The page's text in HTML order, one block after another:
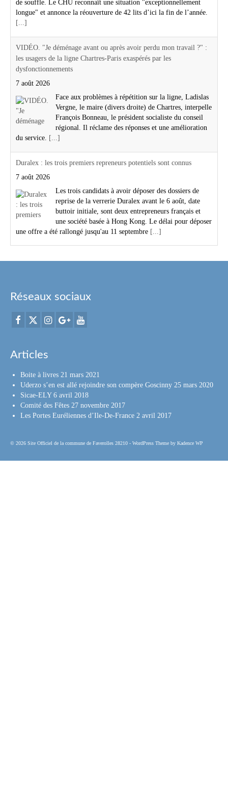
de souffle. Le CHU reconnaît une situation "exceptionnellement
longue" et annonce la réouverture de 42 lits d’ici la fin de l’année.
[...]
VIDÉO. "Je déménage avant ou après avoir perdu mon travail ?" :
les usagers de la ligne Chartres-Paris exaspérés par les
dysfonctionnements
7 août 2026
Face aux problèmes à répétition sur la ligne, Ladislas
Vergne, le maire (divers droite) de Chartres, interpelle
François Bonneau, le président socialiste du conseil
régional. Il réclame des réponses et une amélioration
du service. [...]
Duralex : les trois premiers repreneurs potentiels sont connus
7 août 2026
Les trois candidats à avoir déposer des dossiers de
reprise de la verrerie Duralex avant le 6 août, date
buttoir initiale, sont deux entrepreneurs français et
une société basée à Hong Kong. Le délai pour déposer
une offre a été rallongé jusqu'au 11 septembre [...]
Réseaux sociaux
Articles
Boite à livres 21 mars 2021
Uderzo s’en est allé rejoindre son compère Goscinny 25 mars 2020
Sicae-ELY 6 avril 2018
Comité des Fêtes 27 novembre 2017
Les Portes Euréliennes d’Ile-De-France 2 avril 2017
© 2026 Site Officiel de la commune de Faverolles 28210 - WordPress Theme by Kadence WP